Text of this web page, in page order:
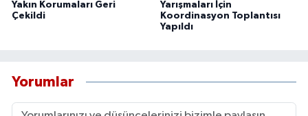
Yakın Korumaları Geri
Çekildi
Yarışmaları İçin
Koordinasyon Toplantısı
Yapıldı
Yorumlar